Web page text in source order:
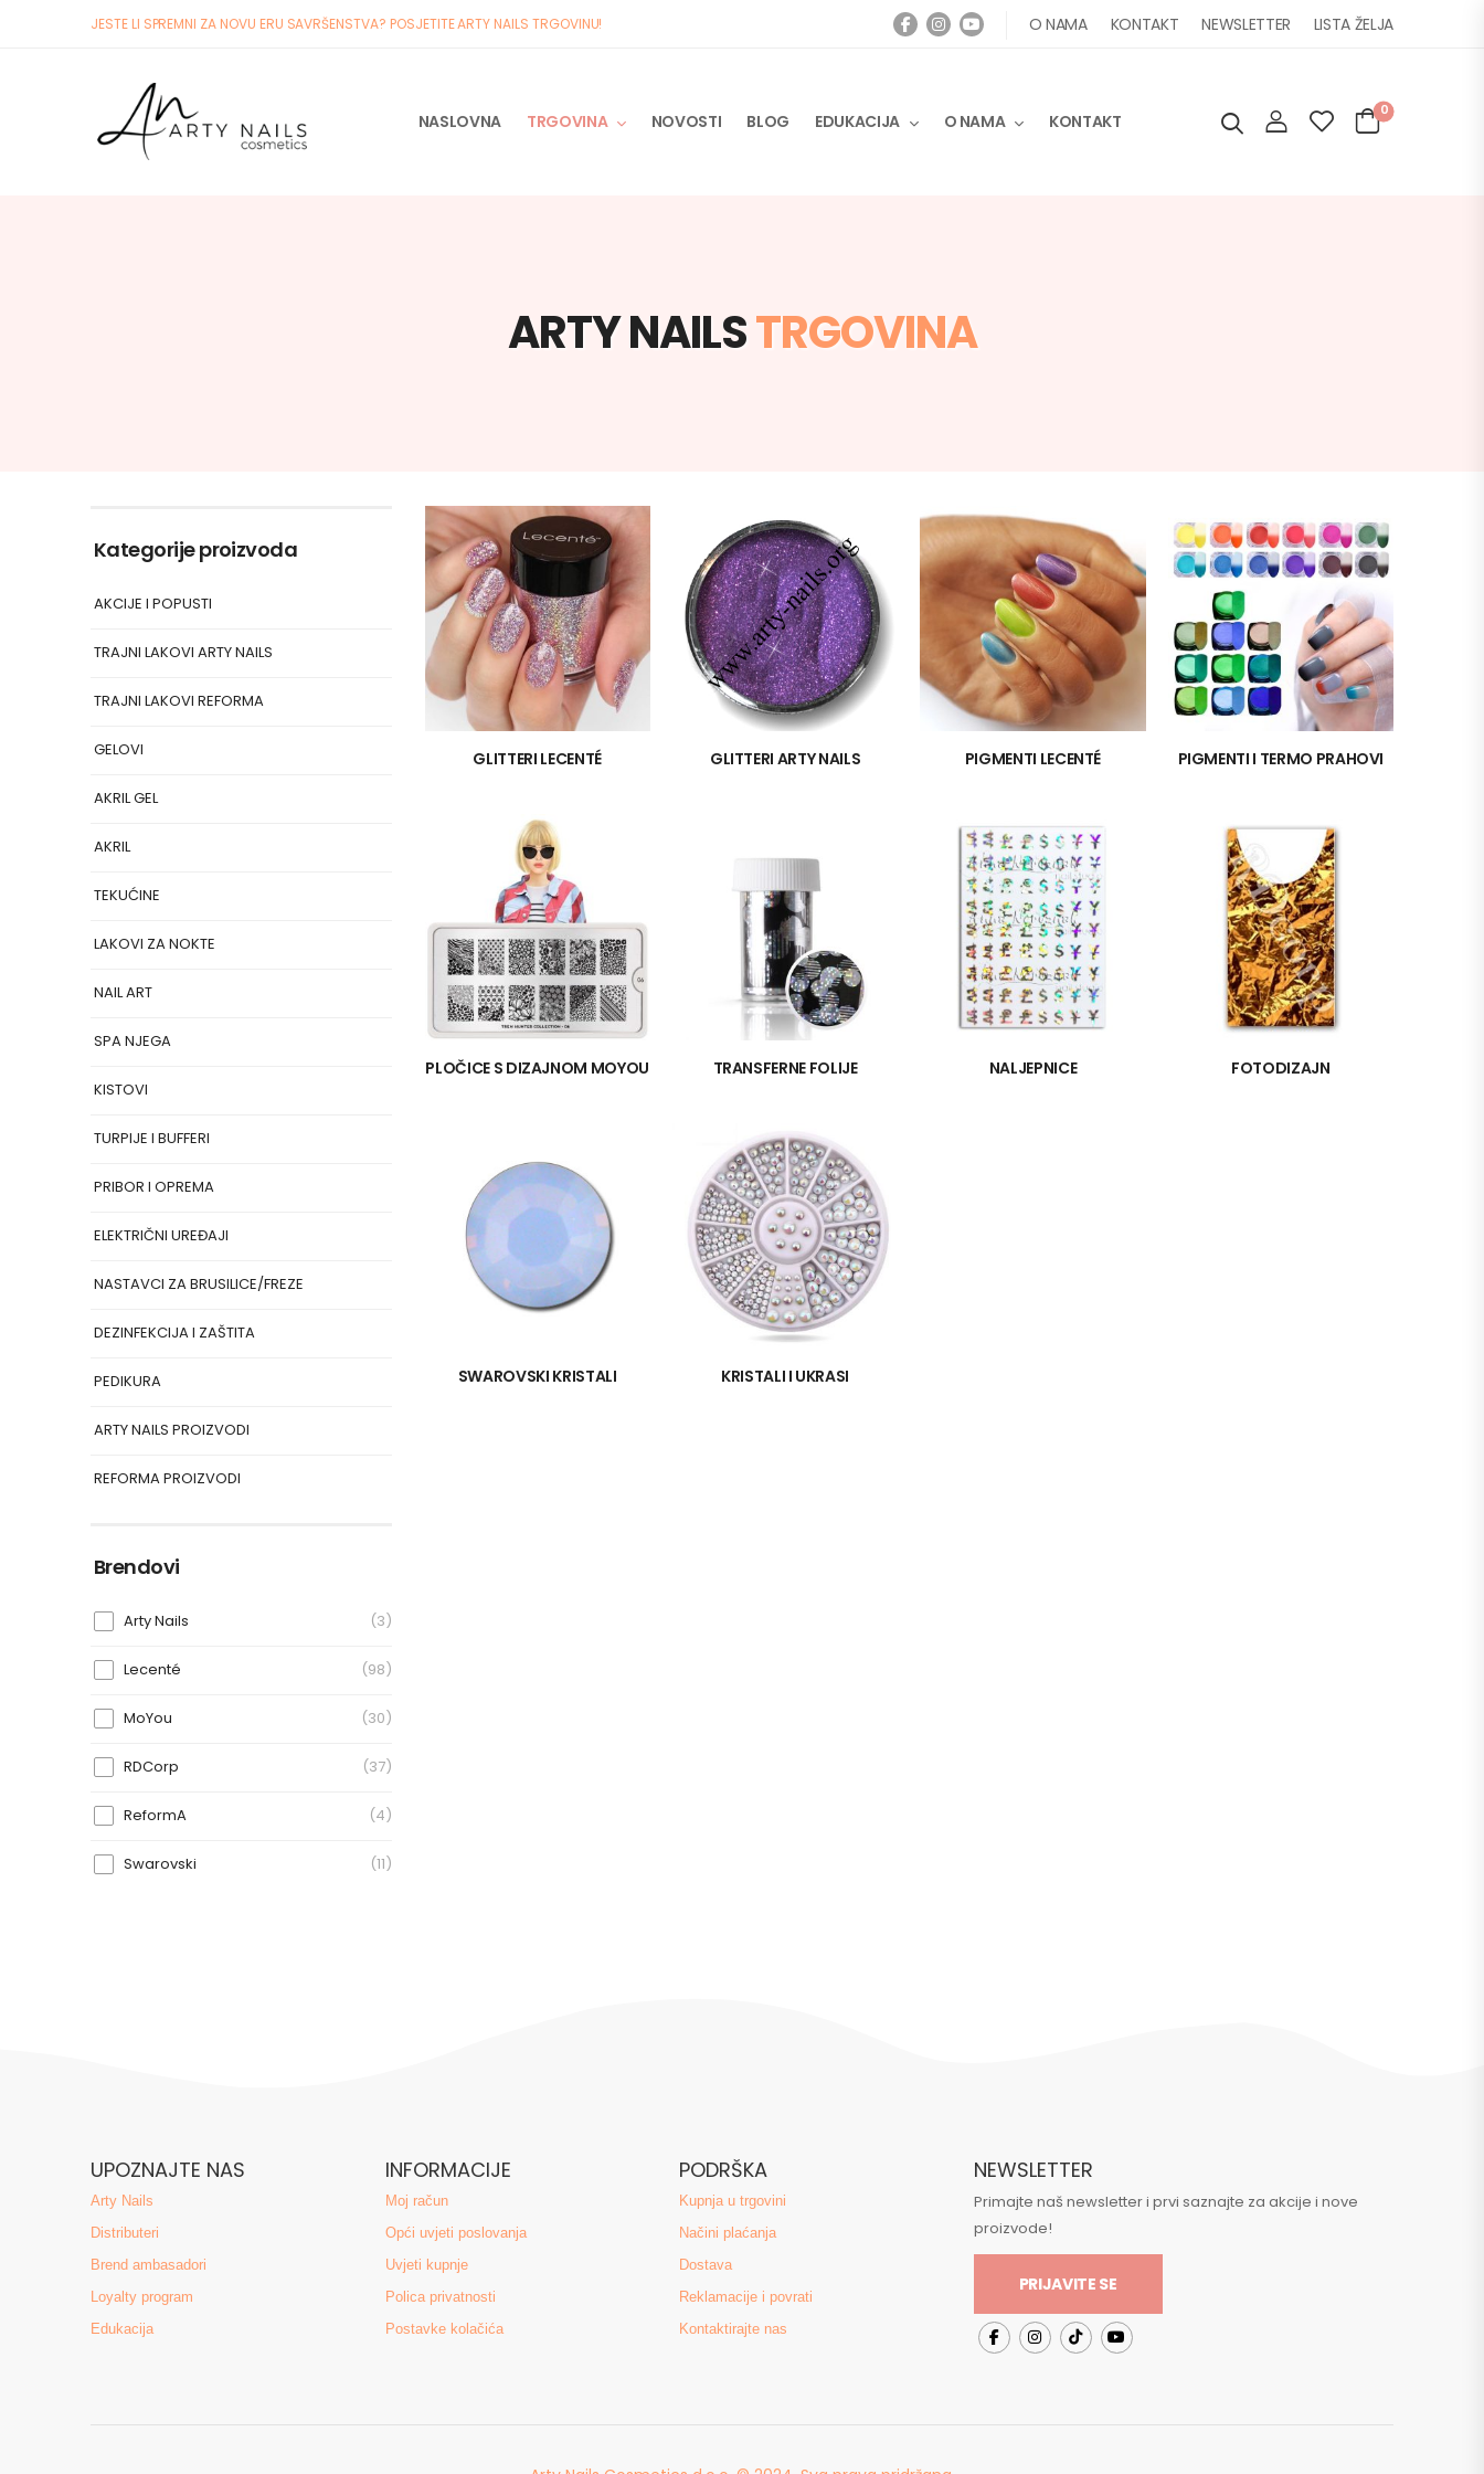
JESTE LI SPREMNI ZA NOVU ERU SAVRŠENSTVA? POSJETITE ARTY NAILS TRGOVINU! O NAMA KONTAKT NEWSLETTER LISTA ŽELJA
NASLOVNA TRGOVINA NOVOSTI BLOG EDUKACIJA O NAMA KONTAKT
0
ARTY NAILSTRGOVINA
Kategorije proizvoda
AKCIJE I POPUSTI
TRAJNI LAKOVI ARTY NAILS
TRAJNI LAKOVI REFORMA
GELOVI
AKRIL GEL
AKRIL
TEKUĆINE
LAKOVI ZA NOKTE
NAIL ART
SPA NJEGA
KISTOVI
TURPIJE I BUFFERI
PRIBOR I OPREMA
ELEKTRIČNI UREĐAJI
NASTAVCI ZA BRUSILICE/FREZE
DEZINFEKCIJA I ZAŠTITA
PEDIKURA
ARTY NAILS PROIZVODI
REFORMA PROIZVODI
Brendovi
Arty Nails (3)
Lecenté (98)
MoYou (30)
RDCorp (37)
ReformA (4)
Swarovski (11)
GLITTERI LECENTÉ GLITTERI ARTY NAILS PIGMENTI LECENTÉ PIGMENTI I TERMO PRAHOVI
PLOČICE S DIZAJNOM MOYOU TRANSFERNE FOLIJE NALJEPNICE FOTODIZAJN
SWAROVSKI KRISTALI KRISTALI I UKRASI
UPOZNAJTE NAS
Arty Nails
Distributeri
Brend ambasadori
Loyalty program
Edukacija
INFORMACIJE
Moj račun
Opći uvjeti poslovanja
Uvjeti kupnje
Polica privatnosti
Postavke kolačića
PODRŠKA
Kupnja u trgovini
Načini plaćanja
Dostava
Reklamacije i povrati
Kontaktirajte nas
NEWSLETTER
Primajte naš newsletter i prvi saznajte za akcije i nove
proizvode!
PRIJAVITE SE